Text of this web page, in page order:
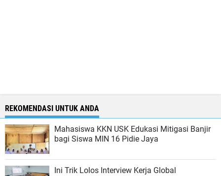
REKOMENDASI UNTUK ANDA
Mahasiswa KKN USK Edukasi Mitigasi Banjir
bagi Siswa MIN 16 Pidie Jaya
Ini Trik Lolos Interview Kerja Global